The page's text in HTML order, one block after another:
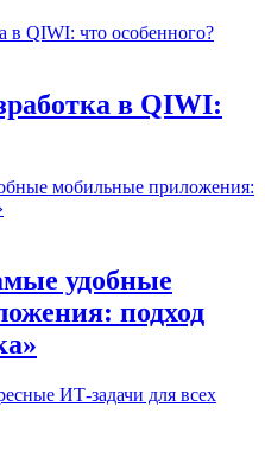
в QIWI:
удобные
подход